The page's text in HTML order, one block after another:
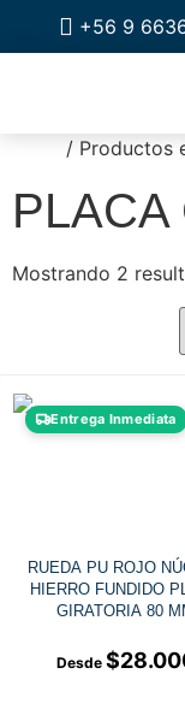
+56 9
/ Productos
PLACA
Mostrando 2
Entrega Inmediata
RUEDA PU ROJO
HIERRO FUNDIDO
GIRATORIA 80
$